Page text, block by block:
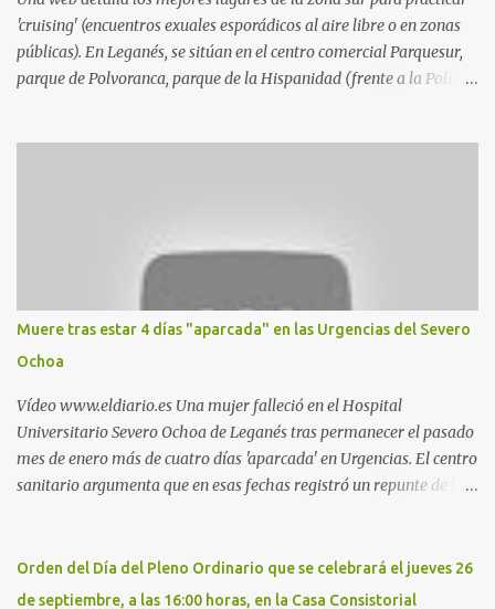
'cruising' (encuentros exuales esporádicos al aire libre o en zonas
públicas). En Leganés, se sitúan en el centro comercial Parquesur,
parque de Polvoranca, parque de la Hispanidad (frente a la Policía
estadio municipal de Butarque) y caminos entre el estadio y Plaza
Nueva. Otro lugar: Escombrera de Polvoranca, entre Leganés y
Móstoles También en el parque de la Hispanidad, situado frente a
la Policía Local de Leganés de la calle Chile, 1, y junto al
cementerio de Butarque". Más información
Muere tras estar 4 días "aparcada" en las Urgencias del Severo
Ochoa
Vídeo www.eldiario.es Una mujer falleció en el Hospital
Universitario Severo Ochoa de Leganés tras permanecer el pasado
mes de enero más de cuatro días 'aparcada' en Urgencias. El centro
sanitario argumenta que en esas fechas registró un repunte de las
arritmia y agravamiento de su dolencia por culpa de un resfriado.
Por ello, la ingresaron a finales del año pasado en el Hospital
Orden del Día del Pleno Ordinario que se celebrará el jueves 26
de septiembre, a las 16:00 horas, en la Casa Consistorial